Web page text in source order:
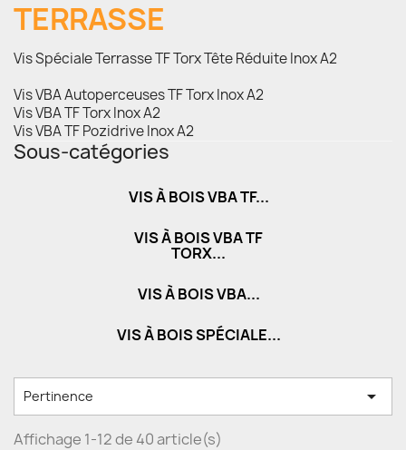
TERRASSE
Vis Spéciale Terrasse TF Torx Tête Réduite Inox A2
Vis VBA Autoperceuses TF Torx Inox A2
Vis VBA TF Torx Inox A2
Vis VBA TF Pozidrive Inox A2
Sous-catégories
VIS À BOIS VBA TF...
VIS À BOIS VBA TF
TORX...
VIS À BOIS VBA...
VIS À BOIS SPÉCIALE...
Pertinence 
Affichage 1-12 de 40 article(s)